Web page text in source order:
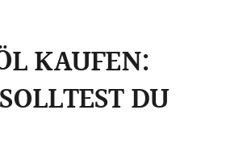
KAUFEN:
DU